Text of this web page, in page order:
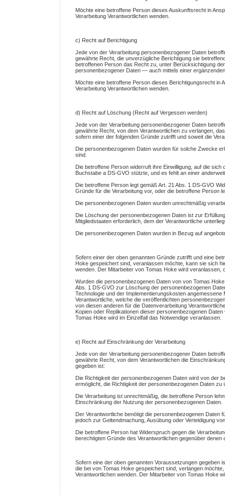
Möchte eine betroffene Person dieses Auskunftsrecht in
Verarbeitung Verantwortlichen wenden.
c) Recht auf Berichtigung
Jede von der Verarbeitung personenbezogener Daten
gewährte Recht, die unverzügliche Berichtigung sie
betroffenen Person das Recht zu, unter Berücksichtigung
personenbezogener Daten — auch mittels einer
Möchte eine betroffene Person dieses Berichtigungsrecht in
Verarbeitung Verantwortlichen wenden.
d) Recht auf Löschung (Recht auf Vergessen werden)
Jede von der Verarbeitung personenbezogener Daten
gewährte Recht, von dem Verantwortlichen zu verlangen,
sofern einer der folgenden Gründe zutrifft und soweit die
Die personenbezogenen Daten wurden für solche Zwecke
sind.
Die betroffene Person widerruft ihre Einwilligung, auf die
Buchstabe a DS-GVO stützte, und es fehlt an einer
Die betroffene Person legt gemäß Art. 21 Abs. 1 DS-GVO
Gründe für die Verarbeitung vor, oder die betroffene Person
Die personenbezogenen Daten wurden unrechtmäßig
Die Löschung der personenbezogenen Daten ist zur
Mitgliedstaaten erforderlich, dem der Verantwortliche
Die personenbezogenen Daten wurden in Bezug auf
Sofern einer der oben genannten Gründe zutrifft und eine
Hoke gespeichert sind, veranlassen möchte, kann sie sich
wenden. Der Mitarbeiter von Tomas Hoke wird
Wurden die personenbezogenen Daten von von Tomas
Abs. 1 DS-GVO zur Löschung der personenbezogenen
Technologie und der Implementierungskosten
Verantwortliche, welche die veröffentlichten
von diesen anderen für die Datenverarbeitung
Kopien oder Replikationen dieser personenbezogenen
Tomas Hoke wird im Einzelfall das Notwendige veranlassen.
e) Recht auf Einschränkung der Verarbeitung
Jede von der Verarbeitung personenbezogener Daten
gewährte Recht, von dem Verantwortlichen die
gegeben ist:
Die Richtigkeit der personenbezogenen Daten wird von der
ermöglicht, die Richtigkeit der personenbezogenen Daten zu
Die Verarbeitung ist unrechtmäßig, die betroffene Person
Einschränkung der Nutzung der personenbezogenen Daten.
Der Verantwortliche benötigt die personenbezogenen Daten
jedoch zur Geltendmachung, Ausübung oder Verteidigung
Die betroffene Person hat Widerspruch gegen die
berechtigten Gründe des Verantwortlichen gegenüber
Sofern eine der oben genannten Voraussetzungen gegeben
die bei von Tomas Hoke gespeichert sind, verlangen
Verantwortlichen wenden. Der Mitarbeiter von Tomas Hoke